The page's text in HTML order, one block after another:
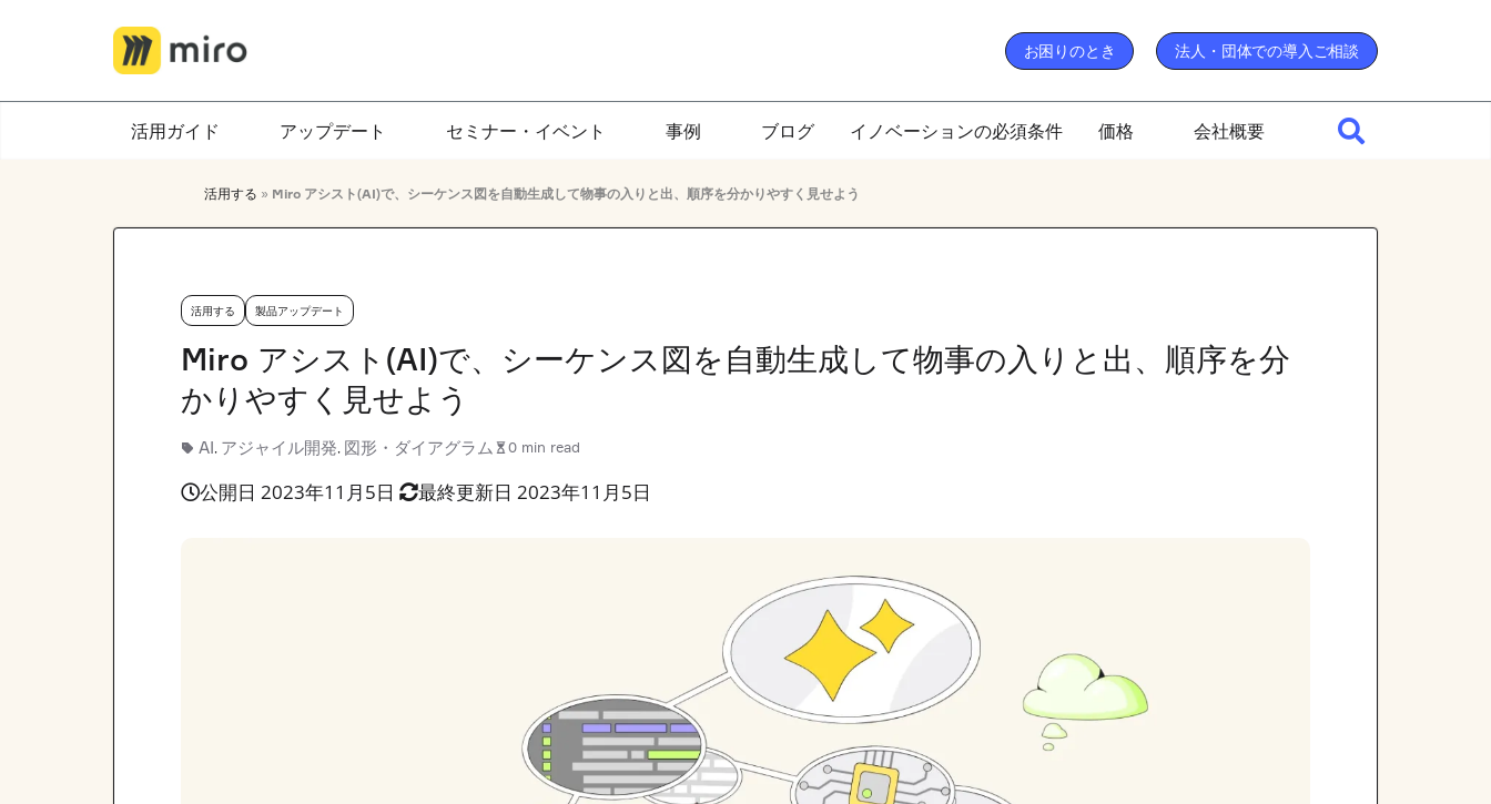
お困りのとき 法人・団体での導入ご相談
活用ガイド アップデート セミナー・イベント 事例 ブログ イノベーションの必須条件 価格 会社概要
活用する » Miro アシスト(AI)で、シーケンス図を自動生成して物事の入りと出、順序を分かりやすく見せよう
活用する 製品アップデート
Miro アシスト(AI)で、シーケンス図を自動生成して物事の入りと出、順序を分
かりやすく見せよう
AI, アジャイル開発, 図形・ダイアグラム 0 min read
公開日 2023年11月5日 最終更新日 2023年11月5日